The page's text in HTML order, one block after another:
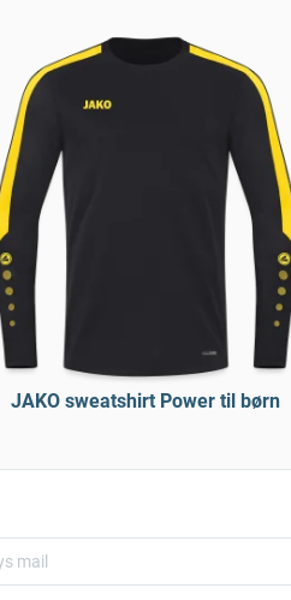
JAKO sweatshirt Power til børn